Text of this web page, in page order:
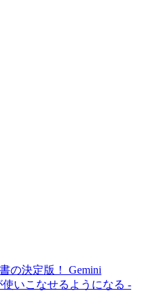
の決定版！ Gemini
使いこなせるようになる -